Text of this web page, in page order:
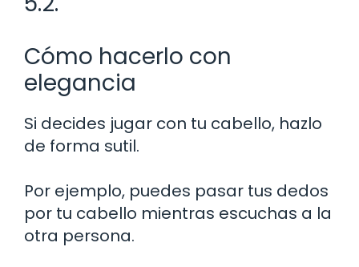
Cómo hacerlo con
elegancia
Si decides jugar con tu cabello, hazlo
de forma sutil.
Por ejemplo, puedes pasar tus dedos
por tu cabello mientras escuchas a la
otra persona.